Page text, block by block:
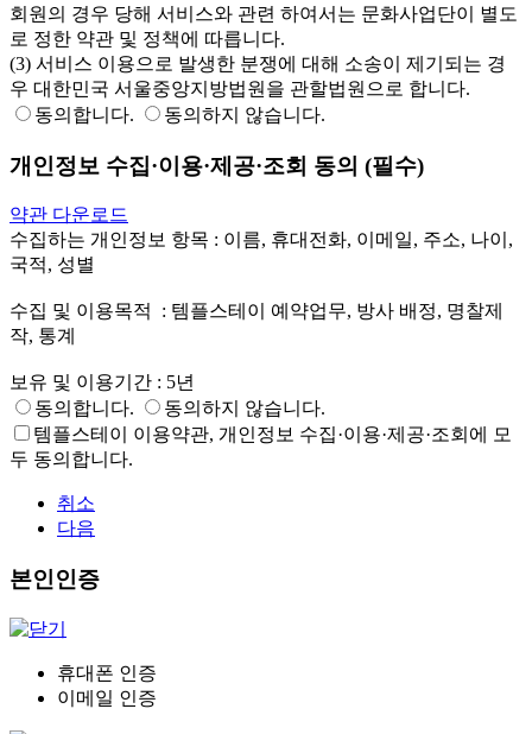
회원의 경우 당해 서비스와 관련 하여서는 문화사업단이 별도
로 정한 약관 및 정책에 따릅니다.
(3) 서비스 이용으로 발생한 분쟁에 대해 소송이 제기되는 경
우 대한민국 서울중앙지방법원을 관할법원으로 합니다.
동의합니다.
동의하지 않습니다.
개인정보 수집·이용·제공·조회 동의 (필수)
약관 다운로드
수집하는 개인정보 항목 : 이름, 휴대전화, 이메일, 주소, 나이,
국적, 성별
수집 및 이용목적	: 템플스테이 예약업무, 방사 배정, 명찰제
작, 통계
보유 및 이용기간 : 5년
동의합니다.
동의하지 않습니다.
템플스테이 이용약관, 개인정보 수집·이용·제공·조회에 모
두 동의합니다.
취소
다음
본인인증
휴대폰 인증
이메일 인증